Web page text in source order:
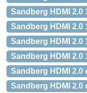
Sandberg HDMI 2.0
Sandberg HDMI 2.0
Sandberg HDMI 2.0
Sandberg HDMI 2.0
Sandberg HDMI 2.0
Sandberg HDMI 2.0